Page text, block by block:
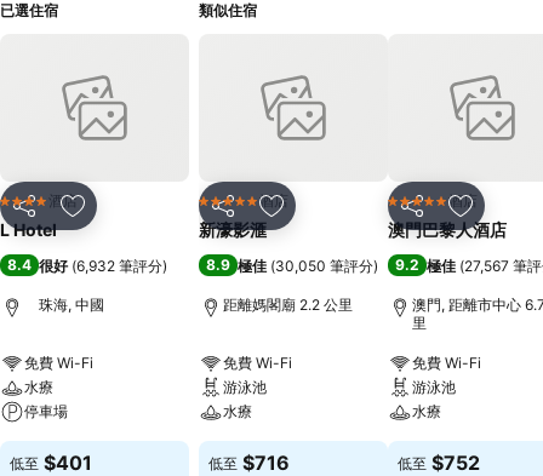
已選住宿
分享 放到收藏夾
4 星級 酒店
L Hotel
8.4 很好 (6,932 筆評分)
珠海, 中國
免費 Wi-Fi
水療
停車場
低至 $401
類似住宿
分享 放到收藏夾
5 星級 酒店
新濠影滙
8.9 極佳 (30,050 筆評分)
距離媽閣廟 2.2 公里
免費 Wi-Fi
游泳池
水療
低至 $716
分享 放到收藏
5 星級 酒店
澳門巴黎人酒店
9.2 極佳 (27,567 筆
澳門, 距離市中心
里
免費 Wi-Fi
游泳池
水療
低至 $752